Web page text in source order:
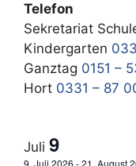
Telefon
Sekretariat
Kindergarten
Ganztag 0151 –
Hort 0331 – 87
Juli 9